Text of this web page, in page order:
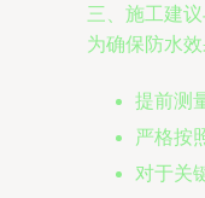
三、施工建
为确保防水
提前测
严格按
对于关